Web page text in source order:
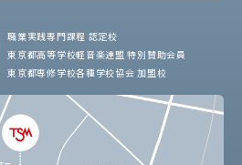
職業実践専門課程 認定校
東京都高等学校軽音楽連盟 特別賛助会員
東京都専修学校各種学校協会 加盟校